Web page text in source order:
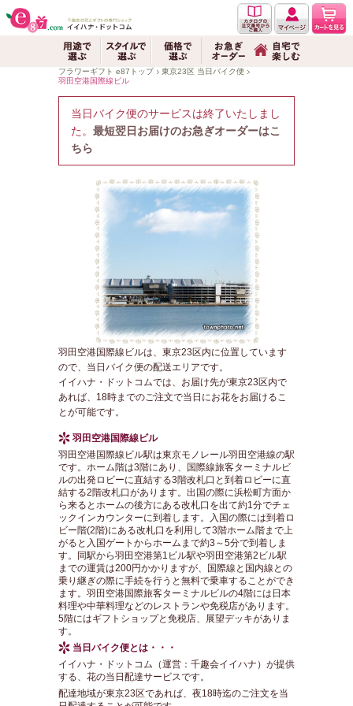
フラワーギフト e87トップ
東京23区 当日バイク便
羽田空港国際線ビル
当日バイク便のサービスは終了いたしまし
た。 最短翌日お届けのお急ぎオーダーはこ
ちら
羽田空港国際線ビルは、東京23区内に位置しています
ので、当日バイク便の配送エリアです。
イイハナ・ドットコムでは、お届け先が東京23区内で
あれば、18時までのご注文で当日にお花をお届けるこ
とが可能です。
羽田空港国際線ビル
羽田空港国際線ビル駅は東京モノレール羽田空港線の駅
です。ホーム階は3階にあり、国際線旅客ターミナルビ
ルの出発ロビーに直結する3階改札口と到着ロビーに直
結する2階改札口があります。出国の際に浜松町方面か
ら来るとホームの後方にある改札口を出て約1分でチェ
ックインカウンターに到着します。入国の際には到着ロ
ビー階(2階)にある改札口を利用して3階ホーム階まで上
がると入国ゲートからホームまで約3～5分で到着しま
す。同駅から羽田空港第1ビル駅や羽田空港第2ビル駅
までの運賃は200円かかりますが、国際線と国内線との
乗り継ぎの際に手続を行うと無料で乗車することができ
ます。羽田空港国際旅客ターミナルビルの4階には日本
料理や中華料理などのレストランや免税店があります。
5階にはギフトショップと免税店、展望デッキがありま
す。
当日バイク便とは・・・
イイハナ・ドットコム（運営：千趣会イイハナ）が提供
する、花の当日配達サービスです。
配達地域が東京23区であれば、夜18時迄のご注文を当